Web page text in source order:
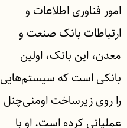
امور فناوری اطلاعات و
ارتباطات بانک صنعت و
معدن، این بانک، اولین
بانکی است که سیستم‌هایی
را روی زیرساخت اومنی‌چنل
عملیاتی کرده است. او با